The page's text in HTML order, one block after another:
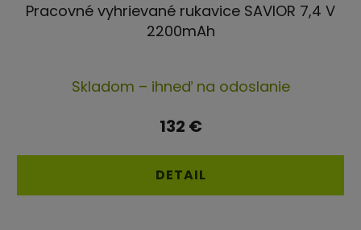
Pracovné vyhrievané rukavice SAVIOR 7,4 V
2200mAh
hodnotenie
produktu
4,6
z
Skladom – ihneď na odoslanie
132 €
DETAIL